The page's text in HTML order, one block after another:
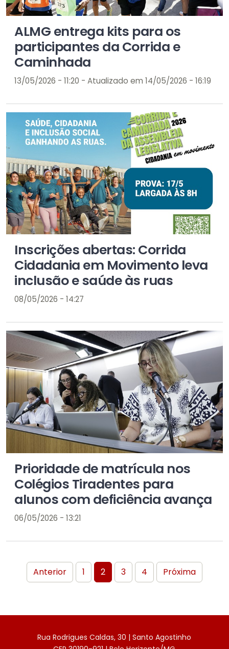
ALMG entrega kits para os
participantes da Corrida e
Caminhada
13/05/2026 - 11:20 - Atualizado em 14/05/2026 - 16:19
Inscrições abertas: Corrida
Cidadania em Movimento leva
inclusão e saúde às ruas
08/05/2026 - 14:27
Prioridade de matrícula nos
Colégios Tiradentes para
alunos com deficiência avança
06/05/2026 - 13:21
Anterior 1 2 3 4 Próxima
Rua Rodrigues Caldas, 30 | Santo Agostinho